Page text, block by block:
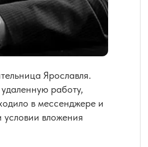
Ярославля.
работу,
в мессенджере и
вложения